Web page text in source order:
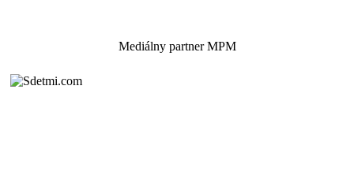
Mediálny partner MPM